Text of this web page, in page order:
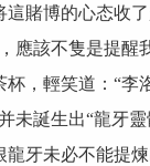
博的心态收了
該不隻是提醒我
，輕笑道：“李
誕生出“龍牙靈
牙未必不能提